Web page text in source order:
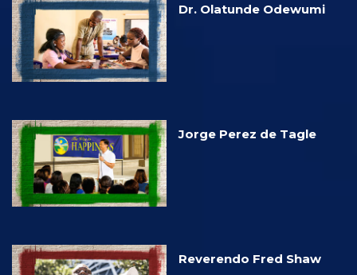
Dr. Olatunde Odewumi
Jorge Perez de Tagle
Reverendo Fred Shaw